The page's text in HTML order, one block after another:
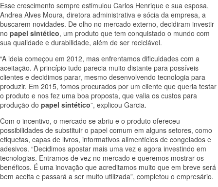
Esse crescimento sempre estimulou Carlos Henrique e sua esposa,
Andrea Alves Moura, diretora administrativa e sócia da empresa, a
buscarem novidades. De olho no mercado externo, decidiram investir
no papel sintético, um produto que tem conquistado o mundo com
sua qualidade e durabilidade, além de ser reciclável.
“A ideia começou em 2012, mas enfrentamos dificuldades com a
aceitação. A princípio tudo parecia muito distante para possíveis
clientes e decidimos parar, mesmo desenvolvendo tecnologia para
produzir. Em 2015, fomos procurados por um cliente que queria testar
o produto e nos fez uma boa proposta, que valia os custos para
produção do papel sintético”, explicou Garcia.
Com o incentivo, o mercado se abriu e o produto ofereceu
possibilidades de substituir o papel comum em alguns setores, como
etiquetas, capas de livros, informativos alimentícios de congelados e
adesivos. “Decidimos apostar mais uma vez e agora investindo em
tecnologias. Entramos de vez no mercado e queremos mostrar os
benéficos. É uma inovação que acreditamos muito que em breve será
bem aceita e passará a ser muito utilizada”, completou o empresário.